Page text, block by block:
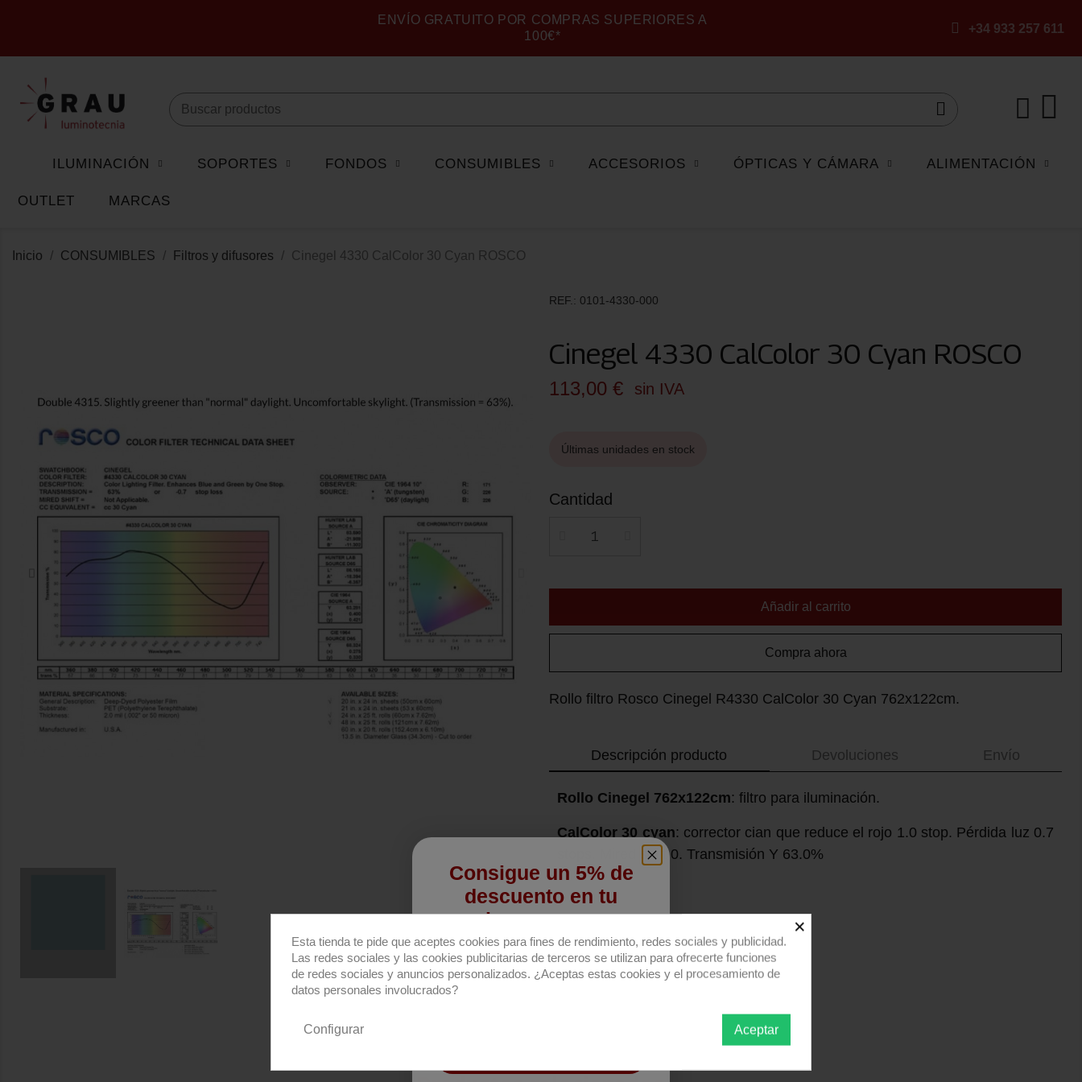
ENVÍO GRATUITO POR COMPRAS SUPERIORES A
100€*
+34 933 257 611
ILUMINACIÓN SOPORTES FONDOS CONSUMIBLES ACCESORIOS ÓPTICAS Y CÁMARA ALIMENTACIÓN
OUTLET MARCAS
Inicio CONSUMIBLES Filtros y difusores Cinegel 4330 CalColor 30 Cyan ROSCO
REF. 0101-4330-000
Cinegel 4330 CalColor 30 Cyan ROSCO
113,00 € sin IVA
Últimas unidades en stock
Cantidad
Añadir al carrito
Compra ahora
Rollo filtro Rosco Cinegel R4330 CalColor 30 Cyan 762x122cm.
Descripción producto Devoluciones Envío
Rollo Cinegel 762x122cm: filtro para iluminación.
CalColor 30 cyan: corrector cian que reduce el rojo 1.0 stop. Pérdida luz 0.7
stops. Mired shift 0. Transmisión Y 63.0%
×
Esta tienda te pide que aceptes cookies para fines de rendimiento, redes sociales y publicidad.
Las redes sociales y las cookies publicitarias de terceros se utilizan para ofrecerte funciones
de redes sociales y anuncios personalizados. ¿Aceptas estas cookies y el procesamiento de
datos personales involucrados?
Aceptar
Configurar
Consigue un 5% de
descuento en tu
primera compra
Regístrate para recibir el descuento.
Email